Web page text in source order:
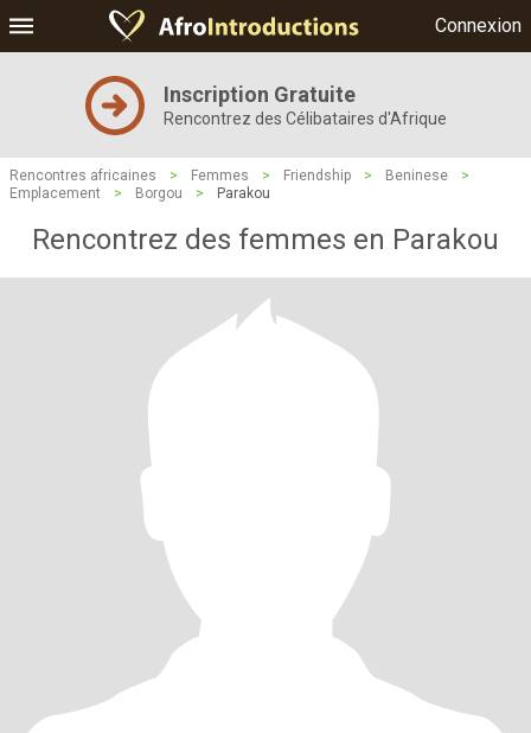
Connexion
Inscription Gratuite
Rencontrez des Célibataires d'Afrique
Rencontres africaines > Femmes > Friendship > Beninese
>
Emplacement
> Borgou > Parakou
Rencontrez des femmes en Parakou